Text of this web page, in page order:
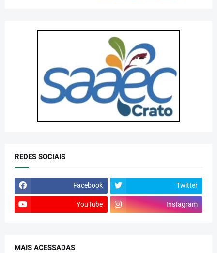
REDES SOCIAIS
Facebook Twitter
YouTube Instagram
MAIS ACESSADAS